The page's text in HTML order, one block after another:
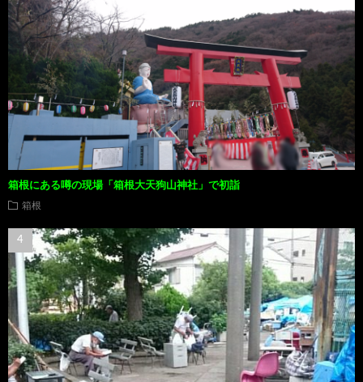
箱根にある噂の現場「箱根大天狗山神社」で初詣
箱根